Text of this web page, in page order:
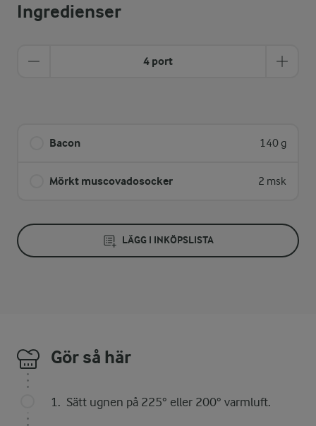
Ingredienser
4 port
Bacon 140 g
Mörkt muscovadosocker 2 msk
LÄGG I INKÖPSLISTA
Gör så här
Sätt ugnen på 225° eller 200° varmluft.